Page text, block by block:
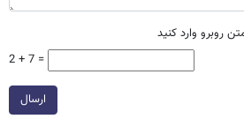
روبرو وارد کنید
2 + 7 =
ارسال